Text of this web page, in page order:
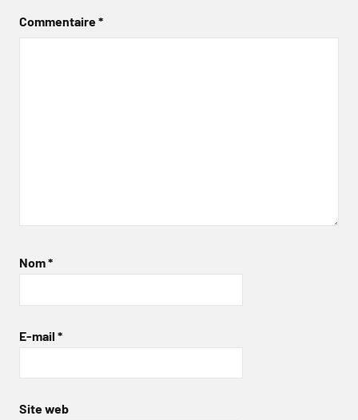
Commentaire*
Nom*
E-mail *
Site web